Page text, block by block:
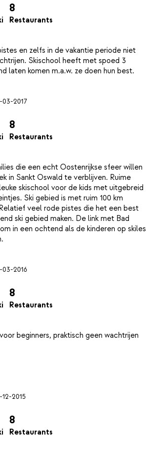
8
Restaurants
en zelfs in de vakantie periode niet
Skischool heeft met spoed 3
03-2017
8
Restaurants
die een echt Oostenrijkse sfeer willen
in Sankt Oswald te verblijven. Ruime
skischool voor de kids met uitgebreid
Ski gebied is met ruim 100 km
veel rode pistes die het een best
ski gebied maken. De link met Bad
in een ochtend als de kinderen op skiles
03-2016
8
Restaurants
beginners, praktisch geen wachtrijen
2015
8
Restaurants